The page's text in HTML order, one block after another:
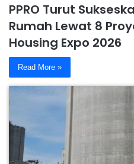
PPRO Turut
Rumah Lewat 8
Housing Expo 2026
Read More »